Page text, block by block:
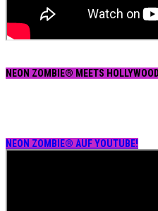
NEON ZOMBIE® MEETS
NEON ZOMBIE® AUF YOUTUBE!